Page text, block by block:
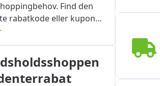
Find den
rabatkode eller kupon
vare, du ønsker, via
dedikerede side om
sælger, og klik
"Få kode" for
at kopiere